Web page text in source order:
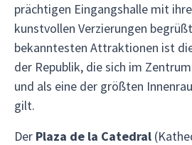
prächtigen Eingangshalle mit
kunstvollen Verzierungen
bekanntesten Attraktionen ist
der Republik, die sich im
und als eine der größten
gilt.
Der Plaza de la Catedral